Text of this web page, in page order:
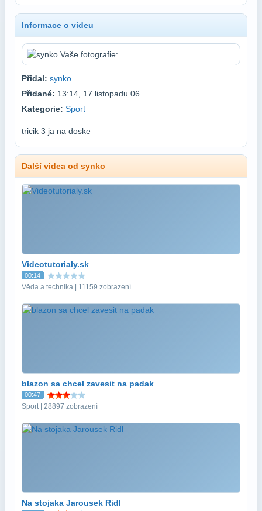
Informace o videu
Přidal: synko
Přidané: 13:14, 17.listopadu.06
Kategorie: Sport
tricik 3 ja na doske
Další videa od synko
Videotutorialy.sk
00:14
Věda a technika | 11159 zobrazení
blazon sa chcel zavesit na padak
00:47
Sport | 28897 zobrazení
Na stojaka Jarousek Ridl